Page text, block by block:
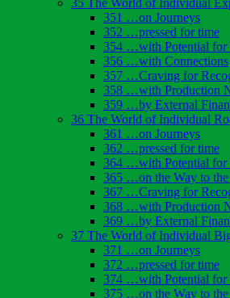
35 The World of Individual
351 …on Journeys
352 …pressed for time
354 …with Potential for
356 …with Connections
357 …Craving for
358 …with Production
359 …by External
36 The World of Individual
361 …on Journeys
362 …pressed for time
364 …with Potential for
365 …on the Way to
367 …Craving for
368 …with Production
369 …by External
37 The World of Individual
371 …on Journeys
372 …pressed for time
374 …with Potential for
375 …on the Way to